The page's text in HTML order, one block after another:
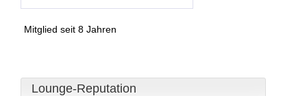
Mitglied seit 8 Jahren
Lounge-Reputation